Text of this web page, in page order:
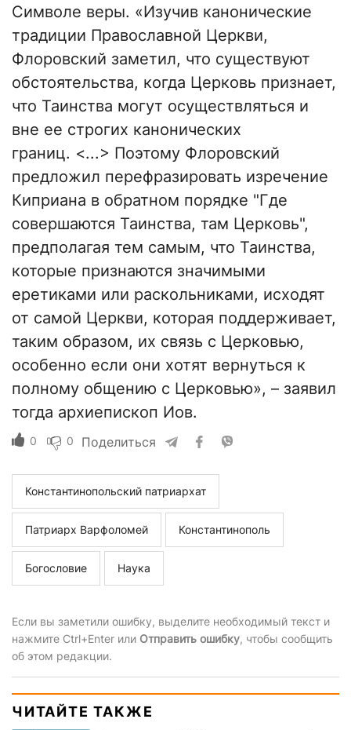
Символе веры. «Изучив канонические
традиции Православной Церкви,
Флоровский заметил, что существуют
обстоятельства, когда Церковь признает,
что Таинства могут осуществляться и
вне ее строгих канонических
границ. <...> Поэтому Флоровский
предложил перефразировать изречение
Киприана в обратном порядке "Где
совершаются Таинства, там Церковь",
предполагая тем самым, что Таинства,
которые признаются значимыми
еретиками или раскольниками, исходят
от самой Церкви, которая поддерживает,
таким образом, их связь с Церковью,
особенно если они хотят вернуться к
полному общению с Церковью», – заявил
тогда архиепископ Иов.
0 0 Поделиться
Константинопольский патриархат
Патриарх Варфоломей Константинополь
Богословие Наука
Если вы заметили ошибку, выделите необходимый текст и
нажмите Ctrl+Enter или Отправить ошибку, чтобы сообщить
об этом редакции.
ЧИТАЙТЕ ТАКЖЕ